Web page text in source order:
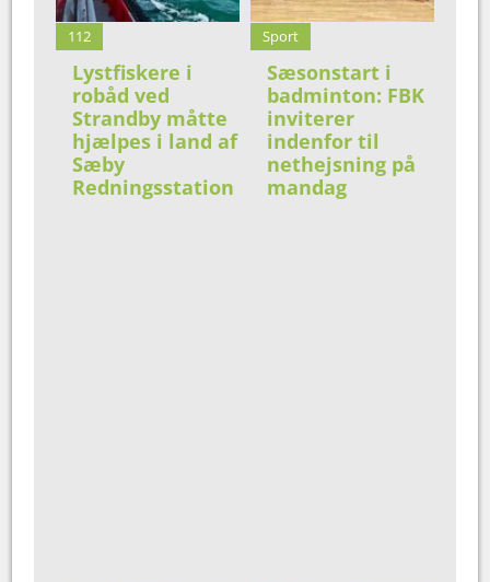
112
Lystfiskere i
robåd ved
Strandby måtte
hjælpes i land af
Sæby
Redningsstation
Sport
Sæsonstart i
badminton: FBK
inviterer
indenfor til
nethejsning på
mandag